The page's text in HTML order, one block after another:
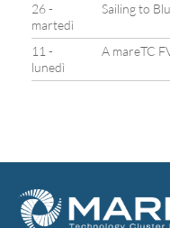
26 -
martedì
Sailing to
11 -
lunedì
A mareTC